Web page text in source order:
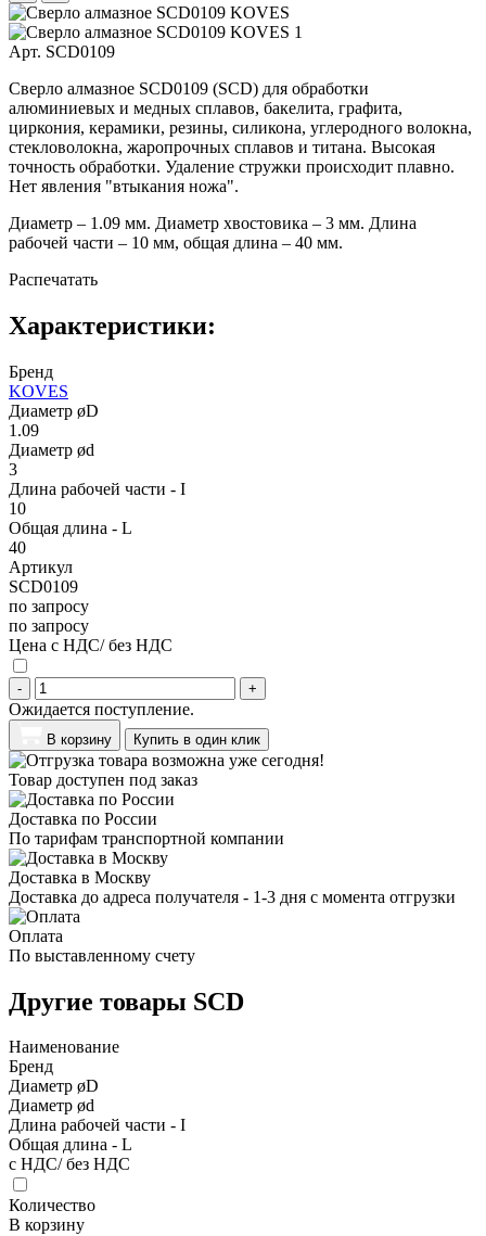
Арт. SCD0109
Сверло алмазное SCD0109 (SCD) для обработки
алюминиевых и медных сплавов, бакелита, графита,
циркония, керамики, резины, силикона, углеродного волокна,
стекловолокна, жаропрочных сплавов и титана. Высокая
точность обработки. Удаление стружки происходит плавно.
Нет явления "втыкания ножа".
Диаметр – 1.09 мм. Диаметр хвостовика – 3 мм. Длина
рабочей части – 10 мм, общая длина – 40 мм.
Распечатать
Характеристики:
Бренд
KOVES
Диаметр øD
1.09
Диаметр ød
3
Длина рабочей части - I
10
Общая длина - L
40
Артикул
SCD0109
по запросу
по запросу
Цена с НДС/ без НДС
- +
Ожидается поступление.
В корзину Купить в один клик
Товар доступен под заказ
Доставка по России
По тарифам транспортной компании
Доставка в Москву
Доставка до адреса получателя - 1-3 дня с момента отгрузки
Оплата
По выставленному счету
Другие товары SCD
Наименование
Бренд
Диаметр øD
Диаметр ød
Длина рабочей части - I
Общая длина - L
с НДС/ без НДС
Количество
В корзину